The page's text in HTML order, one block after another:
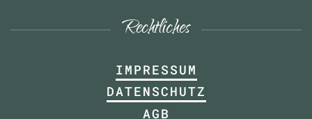
Rechtliches
IMPRESSUM
DATENSCHUTZ
AGB